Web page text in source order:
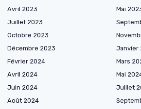
Avril 2023
Mai
Juillet 2023
Octobre 2023
Décembre 2023
Janvier
Février 2024
Mars
Avril 2024
Mai
Juin 2024
Juillet
Août 2024